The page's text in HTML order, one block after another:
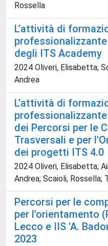
Rossella
L’attività di
professionalizzante
degli ITS Academy
2024 Oliveri, Elisabetta;
Andrea
L’attività di
professionalizzante
dei Percorsi per le
Trasversali e per
dei progetti ITS 4.0
2024 Oliveri, Elisabetta;
Andrea; Scaioli, Rossella;
Percorsi per le
per l'orientamento
Lecco e IIS 'A.
2023